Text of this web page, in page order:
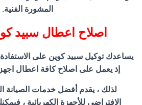
المشورة الفنية.
اصلاح اعطال سبيد
يساعدك توكيل سبيد كوين على
إذ يعمل على اصلاح كافة اعطال
لذلك ، يقدم أفضل خدمات الصيانة
الافتراضي للأجهزة الكهربائية ،